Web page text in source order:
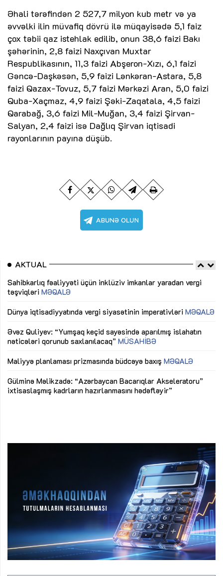
Əhali tərəfindən 2 527,7 milyon kub metr və ya
əvvəlki ilin müvafiq dövrü ilə müqayisədə 5,1 faiz
çox təbii qaz istehlak edilib, onun 38,6 faizi Bakı
şəhərinin, 2,8 faizi Naxçıvan Muxtar
Respublikasının, 11,3 faizi Abşeron-Xızı, 6,1 faizi
Gəncə-Daşkəsən, 5,9 faizi Lənkəran-Astara, 5,8
faizi Qazax-Tovuz, 5,7 faizi Mərkəzi Aran, 5,0 faizi
Quba-Xaçmaz, 4,9 faizi Şəki-Zaqatala, 4,5 faizi
Qarabağ, 3,6 faizi Mil-Muğan, 3,4 faizi Şirvan-
Salyan, 2,4 faizi isə Dağlıq Şirvan iqtisadi
rayonlarının payına düşüb.
AKTUAL
Sahibkarlıq fəaliyyəti üçün inklüziv imkanlar yaradan vergi
təşviqləri MƏQALƏ
Dünya iqtisadiyyatında vergi siyasətinin imperativləri MƏQALƏ
Əvəz Quliyev: “Yumşaq keçid sayəsində aparılmış islahatın
nəticələri qorunub saxlanılacaq” MÜSAHİBƏ
Maliyyə planlaması prizmasında büdcəyə baxış MƏQALƏ
Gülminə Məlikzadə: “Azərbaycan Bacarıqlar Akseleratoru”
ixtisaslaşmış kadrların hazırlanmasını hədəfləyir”